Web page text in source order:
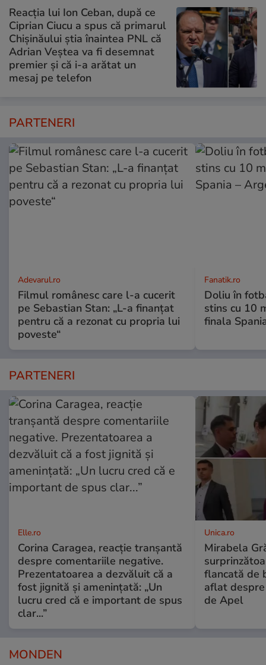
Reacția lui Ion Ceban, după ce
Ciprian Ciucu a spus că primarul
Chișinăului știa înaintea PNL că
Adrian Veștea va fi desemnat
premier și că i-a arătat un
mesaj pe telefon
PARTENERI
Adevarul.ro
Filmul românesc care l-a cucerit
pe Sebastian Stan: „L-a finanțat
pentru că a rezonat cu propria lui
poveste“
Fanatik.ro
Doliu în
stins cu 10
finala
PARTENERI
Elle.ro
Corina Caragea, reacție tranșantă
despre comentariile negative.
Prezentatoarea a dezvăluit că a
fost jignită și amenințată: „Un
lucru cred că e important de spus
clar...”
Unica.ro
Mirabela
flancată de
aflat
de Apel
MONDEN